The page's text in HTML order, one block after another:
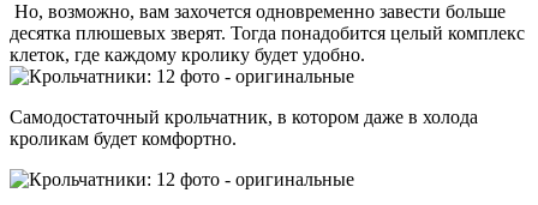
Но, возможно, вам захочется одновременно завести больше
десятка плюшевых зверят. Тогда понадобится целый комплекс
клеток, где каждому кролику будет удобно.
Самодостаточный крольчатник, в котором даже в холода
кроликам будет комфортно.